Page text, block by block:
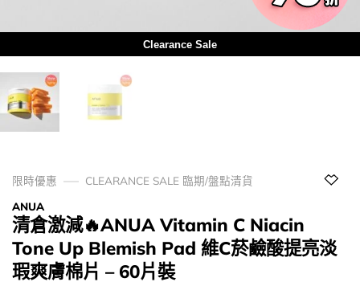
Clearance Sale
限時優惠
CLEARANCE SALE 臨期/盤點清貨
ANUA
清倉激減🔥ANUA Vitamin C Niacin
Tone Up Blemish Pad 維C菸鹼酸提亮淡
瑕爽膚棉片 – 60片裝